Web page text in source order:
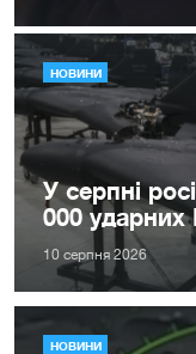
НОВИНИ
У серпні
000
10 серпня 2026
НОВИНИ